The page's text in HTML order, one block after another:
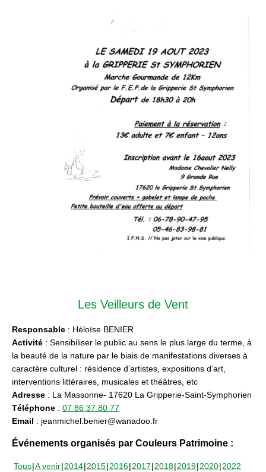
Les Veilleurs de Vent
Responsable : Héloïse BENIER
Activité : Sensibiliser le public au sens le plus large du terme, à
la beauté de la nature par le biais de manifestations diverses à
caractère culturel : résidence d’artistes, expositions d’art,
interventions littéraires, musicales et théâtres, etc
Adresse : La Massonne- 17620 La Gripperie-Saint-Symphorien
Téléphone : 07 86 37 80 77
Email : jeanmichel.benier@wanadoo.fr
Événements organisés par Couleurs Patrimoine :
Tous A venir 2014 2015 2016 2017 2018 2019 2020 2022